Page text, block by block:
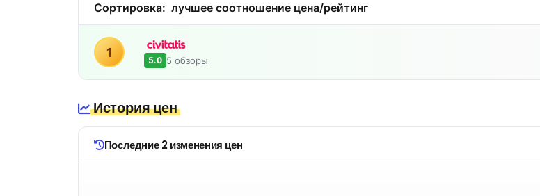
Сортировка: лучшее соотношение цена/рейтинг
1
5.0 5 обзоры
История цен
Последние 2 изменения цен